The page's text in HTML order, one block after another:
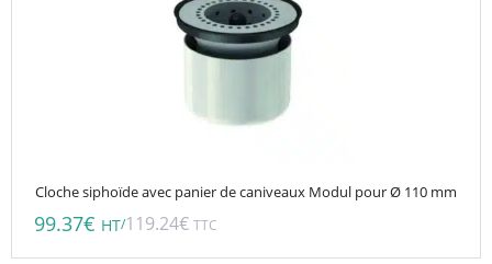
Cloche siphoïde avec panier de caniveaux Modul pour Ø 110 mm
99.37€ HT/119.24€ TTC